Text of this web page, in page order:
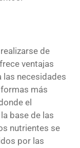
de
ventajas
las necesidades
más
el
base de las
nutrientes se
por las